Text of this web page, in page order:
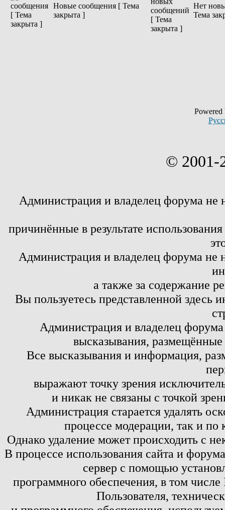
Новые сообщения [ Тема
закрыта ]
Нет
Тема
© 2001-
Администрация и владелец форума не
причинённые в результате
Администрация и владелец форума не
а также за содержание
Вы пользуетесь представленной здесь
Администрация и владелец
высказывания,
Все высказывания и информация,
выражают точку зрения
и никак не связаны с точкой
Администрация старается удалять
процессе модерации, так и по
Однако удаление может происходить с
В процессе использования сайта и
сервер с помощью
программного обеспечения, в том
Пользователя,